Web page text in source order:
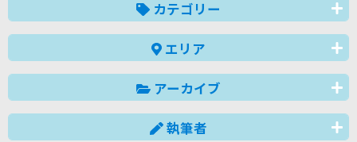
カテゴリー
エリア
アーカイブ
執筆者